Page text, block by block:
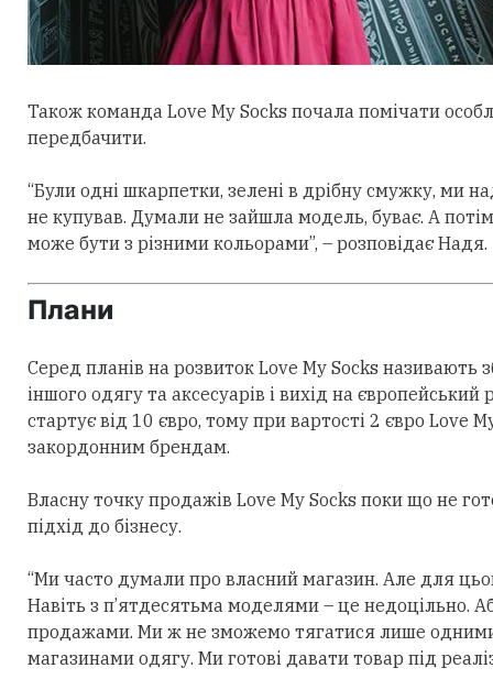
Також команда Love My Socks почала помічати
передбачити.
“Були одні шкарпетки, зелені в дрібну смужку, ми
не купував. Думали не зайшла модель, буває. А
може бути з різними кольорами”, – розповідає Надя.
Плани
Серед планів на розвиток Love My Socks
іншого одягу та аксесуарів і вихід на
стартує від 10 євро, тому при вартості 2 євро Love
закордонним брендам.
Власну точку продажів Love My Socks поки що не
підхід до бізнесу.
“Ми часто думали про власний магазин. Але для
Навіть з п’ятдесятьма моделями – це недоцільно.
продажами. Ми ж не зможемо тягатися лише одними
магазинами одягу. Ми готові давати товар під